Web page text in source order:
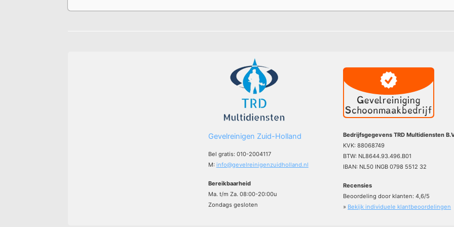
Gevelreinigen Zuid-Holland
Bel gratis: 010-2004117
M: info@gevelreinigenzuidholland.nl
Bereikbaarheid
Ma. t/m Za. 08:00-20:00u
Zondags gesloten
Bedrijfsgegevens TRD Multidiensten
KVK: 88068749
BTW: NL8644.93.496.B01
IBAN: NL50 INGB 0798 5512 32
Recensies
Beoordeling door klanten: 4,6/5
» Bekijk individuele klantbeoordelingen